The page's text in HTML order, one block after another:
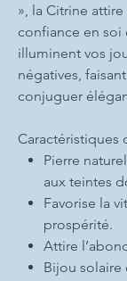
», la Citrine
confiance en soi
illuminent vos
négatives,
conjuguer
Caractéristiques
Pierre
aux teintes
Favorise la
prospérité.
Attire
Bijou solaire